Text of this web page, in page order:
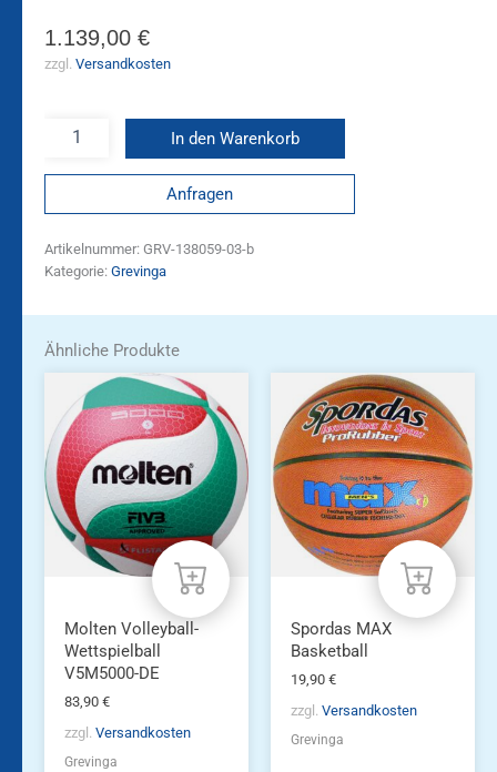
1.139,00 €
zzgl. Versandkosten
In den Warenkorb
Anfragen
Artikelnummer: GRV-138059-03-b
Kategorie: Grevinga
Ähnliche Produkte
Molten Volleyball-
Wettspielball
V5M5000-DE
83,90 €
zzgl. Versandkosten
Grevinga
Spordas MAX
Basketball
19,90 €
zzgl. Versandkosten
Grevinga